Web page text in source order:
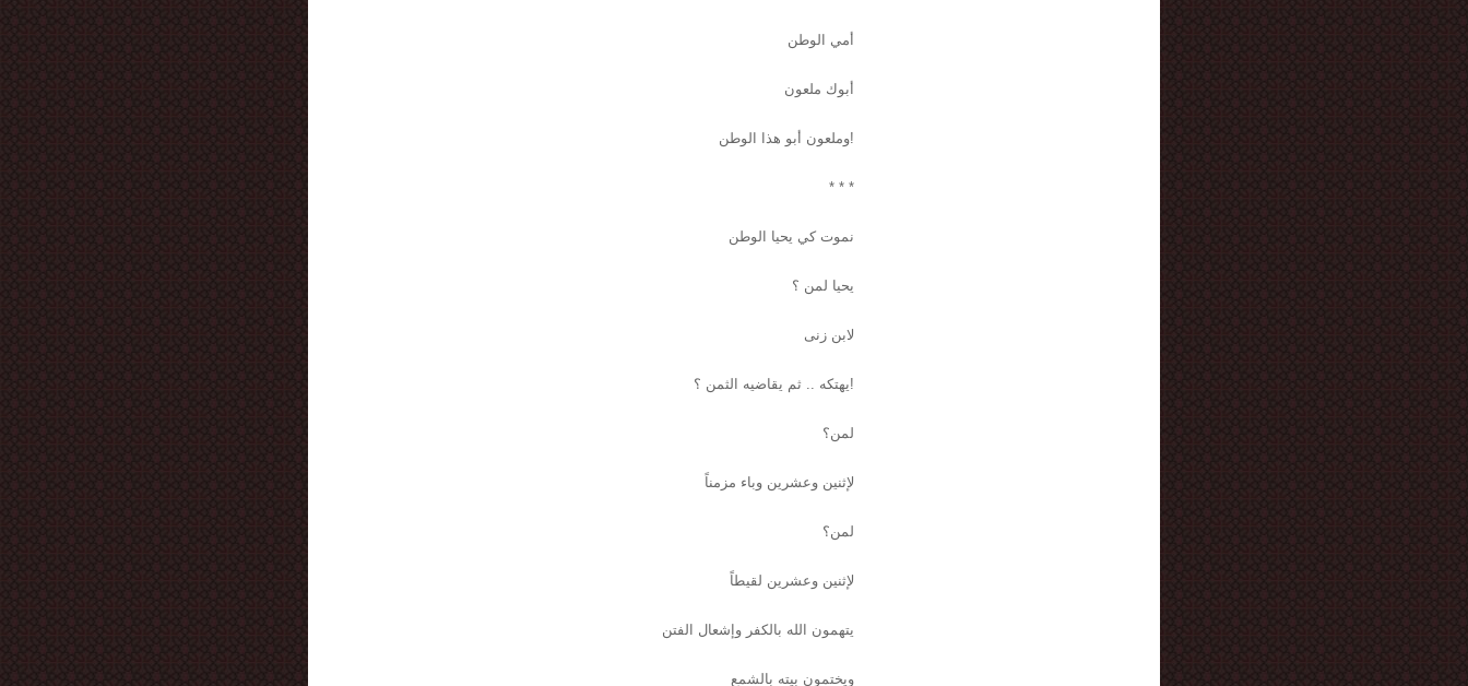
أمي الوطن
أبوك ملعون
وملعون أبو هذا الوطن!
* * *
نموت كي يحيا الوطن
يحيا لمن ؟
لابن زنى
يهتكه .. ثم يقاضيه الثمن ؟!
لمن؟
لإثنين وعشرين وباء مزمناً
لمن؟
لإثنين وعشرين لقيطاً
يتهمون الله بالكفر وإشعال الفتن
ويختمون بيته بالشمع